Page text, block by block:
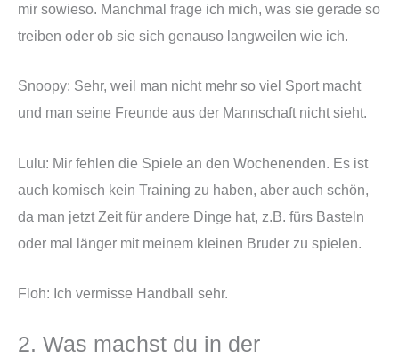
mir sowieso. Manchmal frage ich mich, was sie gerade so
treiben oder ob sie sich genauso langweilen wie ich.
Snoopy: Sehr, weil man nicht mehr so viel Sport macht
und man seine Freunde aus der Mannschaft nicht sieht.
Lulu: Mir fehlen die Spiele an den Wochenenden. Es ist
auch komisch kein Training zu haben, aber auch schön,
da man jetzt Zeit für andere Dinge hat, z.B. fürs Basteln
oder mal länger mit meinem kleinen Bruder zu spielen.
Floh: Ich vermisse Handball sehr.
2. Was machst du in der